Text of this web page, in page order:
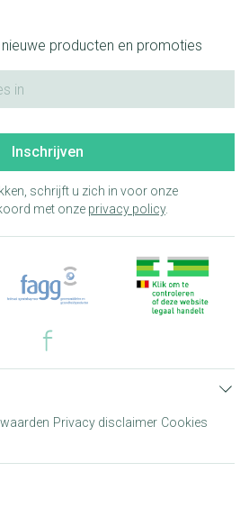
producten en promoties
Inschrijven
schrijft u zich in voor onze
met onze privacy policy.
Privacy disclaimer Cookies